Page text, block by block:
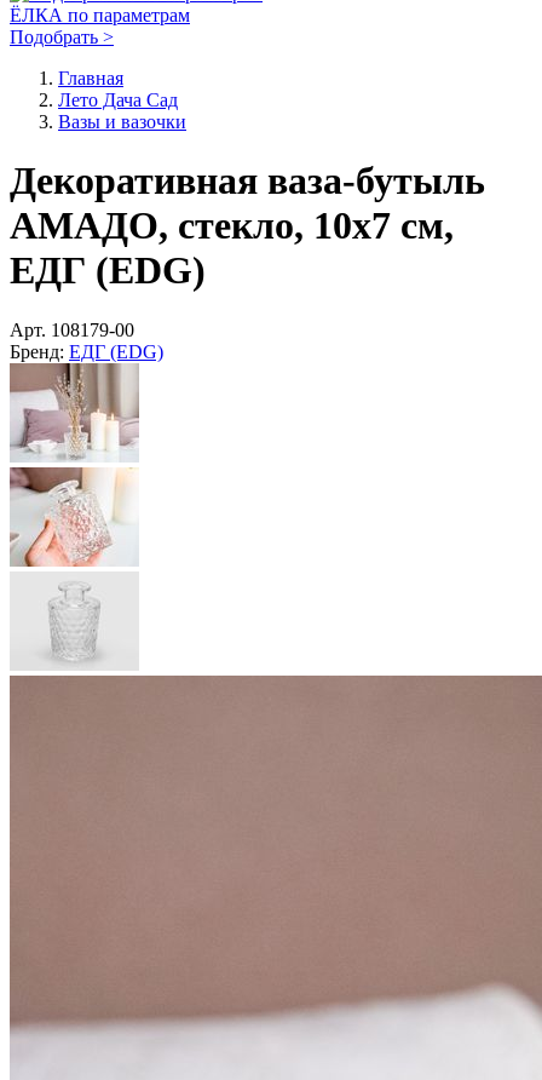
ЁЛКА по параметрам
Подобрать >
Главная
Лето Дача Сад
Вазы и вазочки
Декоративная ваза-бутыль
АМАДО, стекло, 10х7 см,
ЕДГ (EDG)
Арт. 108179-00
Бренд: ЕДГ (EDG)